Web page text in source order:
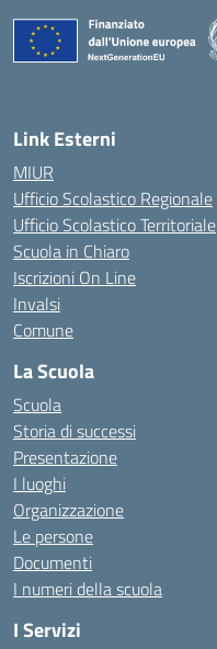
Link Esterni
MIUR
Ufficio Scolastico Regionale
Ufficio Scolastico Territoriale
Scuola in Chiaro
Iscrizioni On Line
Invalsi
Comune
La Scuola
Scuola
Storia di successi
Presentazione
I luoghi
Organizzazione
Le persone
Documenti
I numeri della scuola
I Servizi